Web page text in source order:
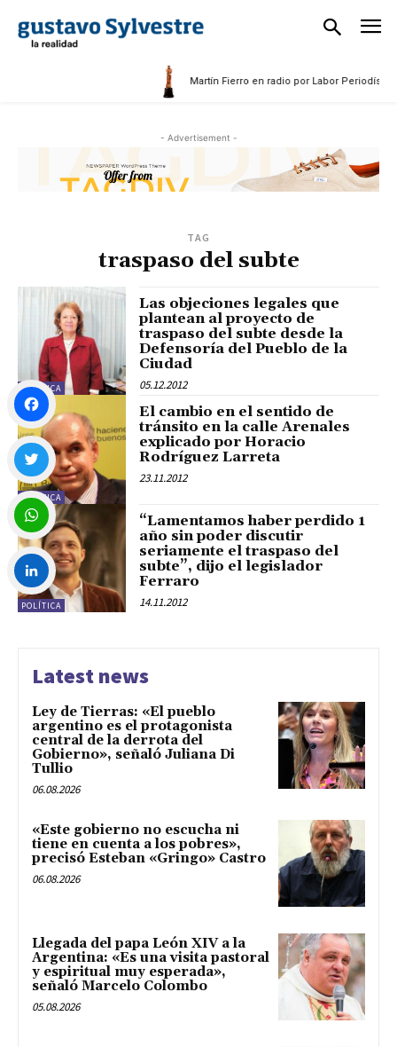
Martín Fierro en radio por Labor Periodística
- Advertisement -
TAG
traspaso del subte
POLÍTICA
Las objeciones legales que
plantean al proyecto de
traspaso del subte desde la
Defensoría del Pueblo de la
Ciudad
05.12.2012
POLÍTICA
El cambio en el sentido de
tránsito en la calle Arenales
explicado por Horacio
Rodríguez Larreta
23.11.2012
POLÍTICA
“Lamentamos haber perdido 1
año sin poder discutir
seriamente el traspaso del
subte”, dijo el legislador
Ferraro
14.11.2012
Latest news
Ley de Tierras: «El pueblo
argentino es el protagonista
central de la derrota del
Gobierno», señaló Juliana Di
Tullio
06.08.2026
«Este gobierno no escucha ni
tiene en cuenta a los pobres»,
precisó Esteban «Gringo» Castro
06.08.2026
Llegada del papa León XIV a la
Argentina: «Es una visita pastoral
y espiritual muy esperada»,
señaló Marcelo Colombo
05.08.2026
Facebook
Twitter
WhatsApp
LinkedIn